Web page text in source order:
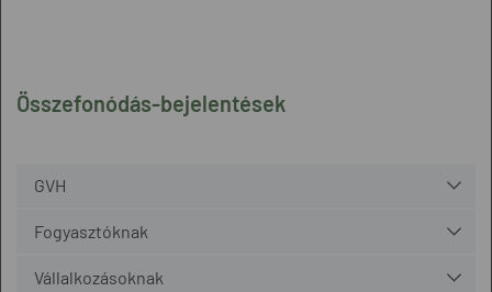
Összefonódás-bejelentések
GVH
Fogyasztóknak
Vállalkozásoknak